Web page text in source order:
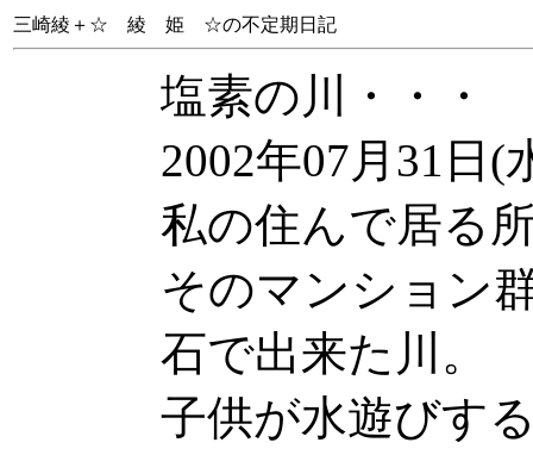
三崎綾＋☆ 綾 姫 ☆の不定期日記
塩素の川・・・
2002年07月31日(
私の住んで居る
そのマンション
石で出来た川。
子供が水遊びす